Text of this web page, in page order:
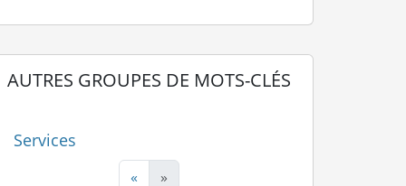
AUTRES GROUPES DE MOTS-CLÉS
Services
« »